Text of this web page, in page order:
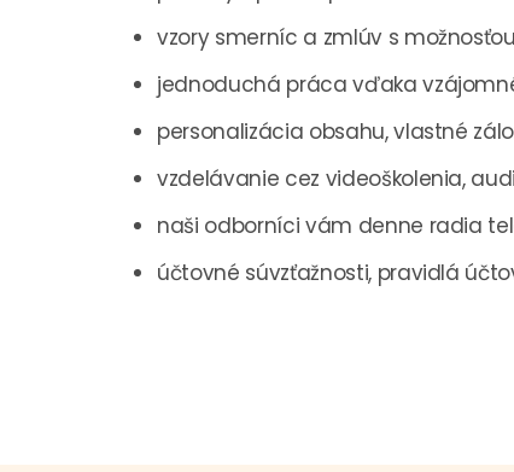
vzory smerníc a zmlúv s
jednoduchá práca vďaka
personalizácia obsahu, vlastné
vzdelávanie cez videoškolenia,
naši odborníci vám denne radia
účtovné súvzťažnosti, pravidlá